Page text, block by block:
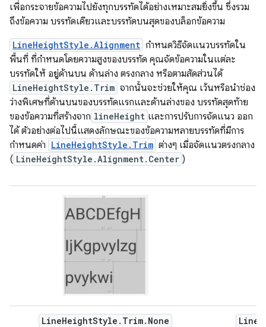
เพื่อกระจายข้อความไปยังทุกบรรทัดได้อย่างเหมาะสมยิ่งขึ้น ซึ่งรวม
ถึงข้อความ บรรทัดเดียวและบรรทัดบนสุดของบล็อกข้อความ
LineHeightStyle.Alignment กำหนดวิธีจัดแนวบรรทัดใน
พื้นที่ ที่กำหนดโดยความสูงของบรรทัด คุณจัดข้อความในแต่ละ
บรรทัดให้ อยู่ด้านบน ด้านล่าง ตรงกลาง หรือตามสัดส่วนได้
LineHeightStyle.Trim จากนั้นจะช่วยให้คุณ เว้นหรือนำช่อง
ว่างพิเศษที่ด้านบนของบรรทัดแรกและด้านล่างของ บรรทัดสุดท้าย
ของข้อความที่สร้างจาก lineHeight และการปรับการจัดแนว ออก
ได้ ตัวอย่างต่อไปนี้แสดงลักษณะของข้อความหลายบรรทัดที่มีการ
กำหนดค่า LineHeightStyle.Trim ต่างๆ เมื่อจัดแนวตรงกลาง
( LineHeightStyle.Alignment.Center )
LineHeightStyle.Trim.None